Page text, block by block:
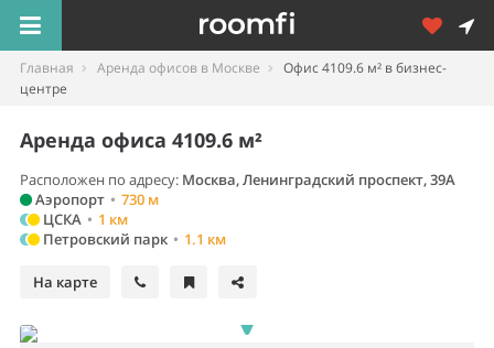
Главная Аренда офисов в Москве
Офис 4109.6 м² в бизнес-
центре
Аренда офиса 4109.6 м²
Расположен по адресу: Москва, Ленинградский проспект, 39А
Аэропорт • 730 м
ЦСКА • 1 км
Петровский парк • 1.1 км
На карте